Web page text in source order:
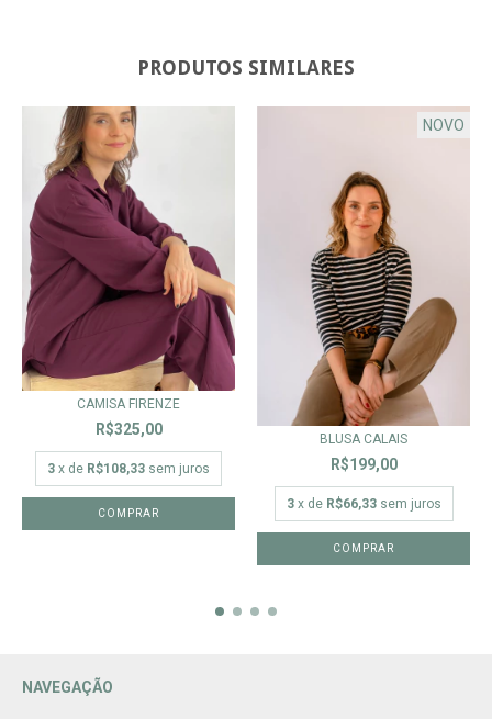
PRODUTOS SIMILARES
CAMISA FIRENZE
R$325,00
3 x de R$108,33 sem juros
COMPRAR
NOVO
BLUSA CALAIS
R$199,00
3 x de R$66,33 sem juros
COMPRAR
NAVEGAÇÃO